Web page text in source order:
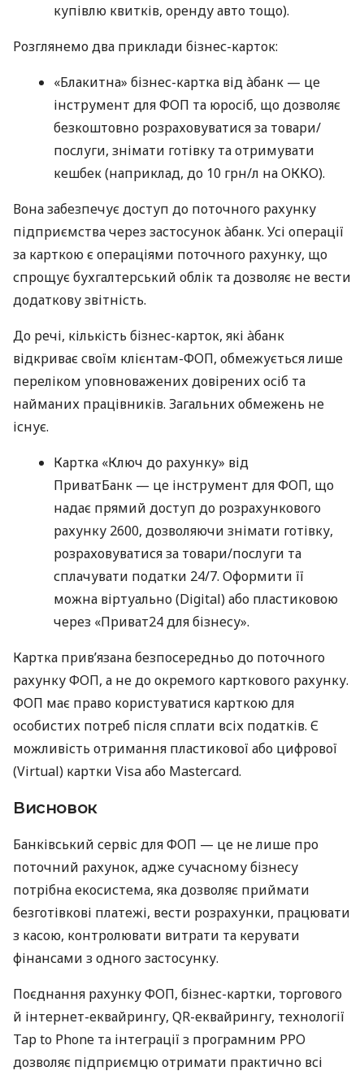
купівлю квитків, оренду авто тощо).
Розглянемо два приклади бізнес-карток:
«Блакитна» бізнес-картка від àбанк — це
інструмент для ФОП та юросіб, що дозволяє
безкоштовно розраховуватися за товари/
послуги, знімати готівку та отримувати
кешбек (наприклад, до 10 грн/л на ОККО).
Вона забезпечує доступ до поточного рахунку
підприємства через застосунок àбанк. Усі операції
за карткою є операціями поточного рахунку, що
спрощує бухгалтерський облік та дозволяє не вести
додаткову звітність.
До речі, кількість бізнес-карток, які àбанк
відкриває своїм клієнтам-ФОП, обмежується лише
переліком уповноважених довірених осіб та
найманих працівників. Загальних обмежень не
існує.
Картка «Ключ до рахунку» від
ПриватБанк — це інструмент для ФОП, що
надає прямий доступ до розрахункового
рахунку 2600, дозволяючи знімати готівку,
розраховуватися за товари/послуги та
сплачувати податки 24/7. Оформити її
можна віртуально (Digital) або пластиковою
через «Приват24 для бізнесу».
Картка прив’язана безпосередньо до поточного
рахунку ФОП, а не до окремого карткового рахунку.
ФОП має право користуватися карткою для
особистих потреб після сплати всіх податків. Є
можливість отримання пластикової або цифрової
(Virtual) картки Visa або Mastercard.
Висновок
Банківський сервіс для ФОП — це не лише про
поточний рахунок, адже сучасному бізнесу
потрібна екосистема, яка дозволяє приймати
безготівкові платежі, вести розрахунки, працювати
з касою, контролювати витрати та керувати
фінансами з одного застосунку.
Поєднання рахунку ФОП, бізнес-картки, торгового
й інтернет-еквайрингу, QR-еквайрингу, технології
Tap to Phone та інтеграції з програмним РРО
дозволяє підприємцю отримати практично всі